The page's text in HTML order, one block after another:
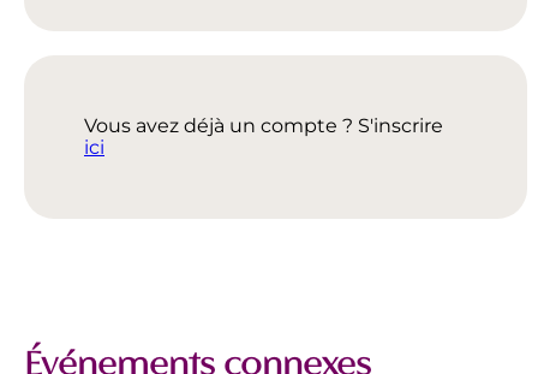
Vous avez déjà un compte ? S'inscrire
ici